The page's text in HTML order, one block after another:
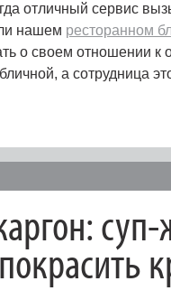
отличный сервис
нашем ресторанном
о своем отношении к
а сотрудница